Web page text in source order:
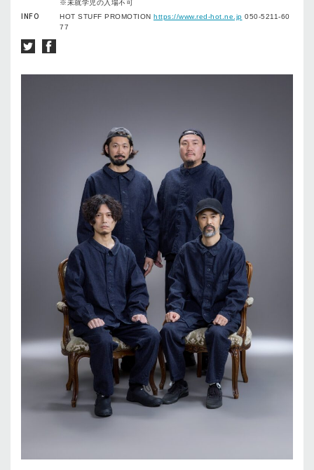
※未就学児の入場不可
INFO
HOT STUFF PROMOTION https://www.red-hot.ne.jp 050-5211-60
77